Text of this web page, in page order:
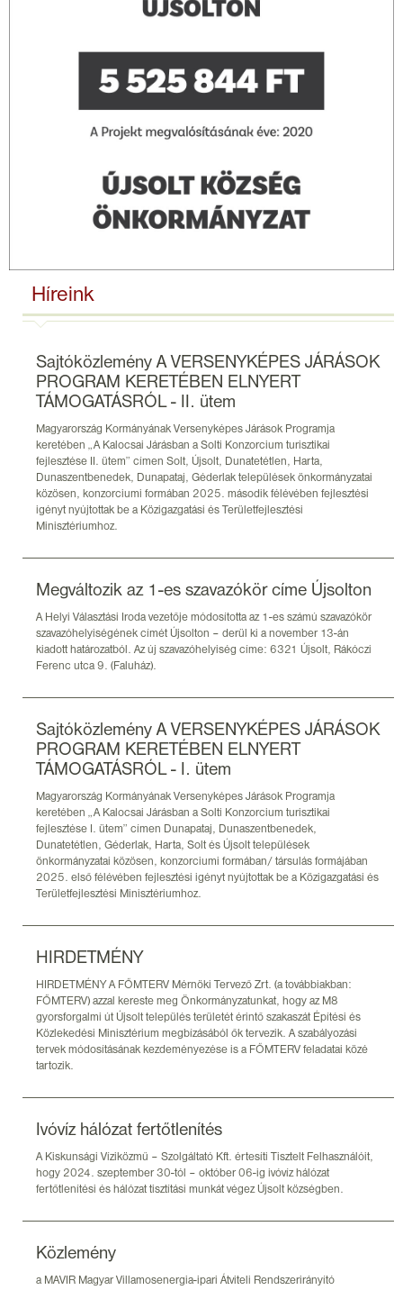
Híreink
Sajtóközlemény A VERSENYKÉPES JÁRÁSOK
PROGRAM KERETÉBEN ELNYERT
TÁMOGATÁSRÓL - II. ütem
Magyarország Kormányának Versenyképes Járások Programja
keretében „A Kalocsai Járásban a Solti Konzorcium turisztikai
fejlesztése II. ütem” címen Solt, Újsolt, Dunatetétlen, Harta,
Dunaszentbenedek, Dunapataj, Géderlak települések önkormányzatai
közösen, konzorciumi formában 2025. második félévében fejlesztési
igényt nyújtottak be a Közigazgatási és Területfejlesztési
Minisztériumhoz.
Megváltozik az 1-es szavazókör címe Újsolton
A Helyi Választási Iroda vezetője módosította az 1-es számú szavazókör
szavazóhelyiségének címét Újsolton – derül ki a november 13-án
kiadott határozatból. Az új szavazóhelyiség címe: 6321 Újsolt, Rákóczi
Ferenc utca 9. (Faluház).
Sajtóközlemény A VERSENYKÉPES JÁRÁSOK
PROGRAM KERETÉBEN ELNYERT
TÁMOGATÁSRÓL - I. ütem
Magyarország Kormányának Versenyképes Járások Programja
keretében „A Kalocsai Járásban a Solti Konzorcium turisztikai
fejlesztése I. ütem” címen Dunapataj, Dunaszentbenedek,
Dunatetétlen, Géderlak, Harta, Solt és Újsolt települések
önkormányzatai közösen, konzorciumi formában/ társulás formájában
2025. első félévében fejlesztési igényt nyújtottak be a Közigazgatási és
Területfejlesztési Minisztériumhoz.
HIRDETMÉNY
HIRDETMÉNY A FŐMTERV Mérnöki Tervező Zrt. (a továbbiakban:
FŐMTERV) azzal kereste meg Önkormányzatunkat, hogy az M8
gyorsforgalmi út Újsolt település területét érintő szakaszát Építési és
Közlekedési Minisztérium megbízásából ők tervezik. A szabályozási
tervek módosításának kezdeményezése is a FŐMTERV feladatai közé
tartozik.
Ivóvíz hálózat fertőtlenítés
A Kiskunsági Víziközmű – Szolgáltató Kft. értesíti Tisztelt Felhasználóit,
hogy 2024. szeptember 30-tól – október 06-ig ivóvíz hálózat
fertőtlenítési és hálózat tisztítási munkát végez Újsolt községben.
Közlemény
a MAVIR Magyar Villamosenergia-ipari Átviteli Rendszerirányító